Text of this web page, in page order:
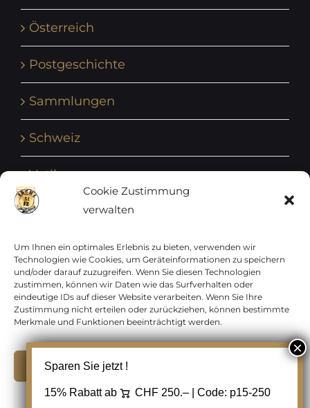
Cookie Zustimmung
verwalten
Um Ihnen ein optimales Erlebnis zu bieten, verwenden wir
Technologien wie Cookies, um Geräteinformationen zu speichern
und/oder darauf zuzugreifen. Wenn Sie diesen Technologien
zustimmen, können wir Daten wie das Surfverhalten oder
eindeutige IDs auf dieser Website verarbeiten. Wenn Sie Ihre
Zustimmung nicht erteilen oder zurückziehen, können bestimmte
Merkmale und Funktionen beeinträchtigt werden.
Ablehnen
Österreich
Postgeschichte
Sammlungen
Schweiz
Vatikan
Vereinte Nationen
Vorphilatelie
Zensurbelege Österreich
Zensurbelege Schweiz
Copyright 2012 - 2024 URAY GmbH | All Rights
Sparen Sie jetzt !
15% Rabatt ab CHF 250.– | Code: p15-250